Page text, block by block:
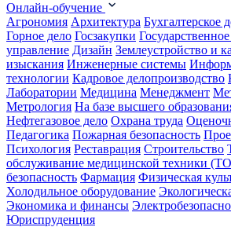
Онлайн-обучение
Агрономия Архитектура Бухгалтерское
Горное дело Госзакупки
управление Дизайн Землеустройство и
изыскания Инженерные системы
технологии Кадровое делопроизводство
Лаборатории Медицина Менеджмент
Метрология На базе высшего
Нефтегазовое дело Охрана труда
Педагогика Пожарная безопасность
Психология Реставрация Строительство
обслуживание медицинской техники
безопасность Фармация Физическая
Холодильное оборудование
Экономика и финансы
Юриспруденция